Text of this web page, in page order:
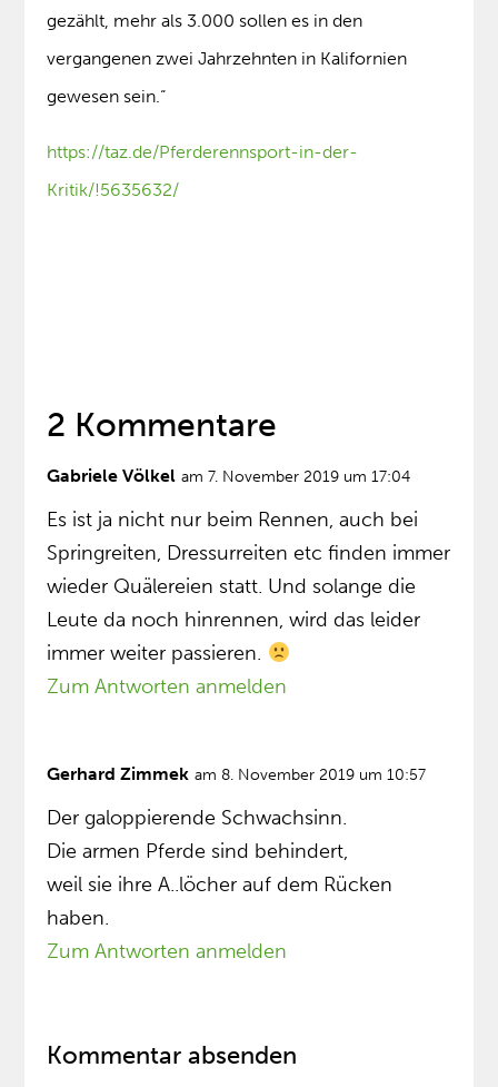
gezählt, mehr als 3.000 sollen es in den
vergangenen zwei Jahrzehnten in Kalifornien
gewesen sein.“
https://taz.de/Pferderennsport-in-der-
Kritik/!5635632/
2 Kommentare
Gabriele Völkel am 7. November 2019 um 17:04
Es ist ja nicht nur beim Rennen, auch bei
Springreiten, Dressurreiten etc finden immer
wieder Quälereien statt. Und solange die
Leute da noch hinrennen, wird das leider
immer weiter passieren.
Zum Antworten anmelden
Gerhard Zimmek am 8. November 2019 um 10:57
Der galoppierende Schwachsinn.
Die armen Pferde sind behindert,
weil sie ihre A..löcher auf dem Rücken
haben.
Zum Antworten anmelden
Kommentar absenden